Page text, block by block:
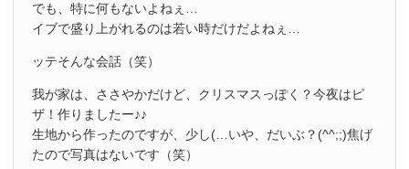
でも、特に何もないよねぇ…
イブで盛り上がれるのは若い時だけだよねぇ…
ッテそんな会話（笑）
我が家は、ささやかだけど、クリスマスっぽく？今夜はピ
ザ！作りましたー♪♪
生地から作ったのですが、少し(…いや、だいぶ？(^^;;)焦げ
たので写真はないです（笑）